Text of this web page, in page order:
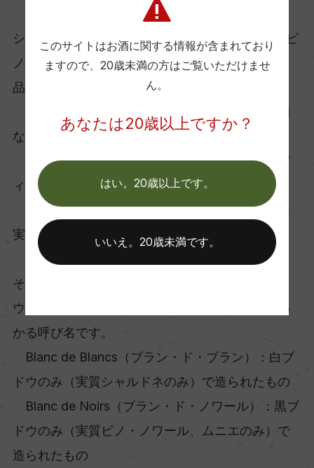
シャンパーニュは主に3つの品種（シャルドネ、ピ
ノ・ノワール、ムニエ）で生産されていますが、
品種によって味わいの傾向が違ってきます。
・シャルドネ（白ブドウ）：エレガントで繊細
なワインを生み出す
・ピノ・ノワール（黒ブドウ）：ワインにボデ
ィと力強さをもたらす
・ムニエ（黒ブドウ）：ワインはやわらかく果
実味豊か
そこで覚えておきたいのが、白ブドウか黒ブド
ウ、どちらからできたシャンパーニュなのかがわ
かる呼び名です。
Blanc de Blancs（ブラン・ド・ブラン）：白ブ
ドウのみ（実質シャルドネのみ）で造られたもの
Blanc de Noirs（ブラン・ド・ノワール）：黒ブ
ドウのみ（実質ピノ・ノワール、ムニエのみ）で
造られたもの
このサイトはお酒に関する情報が含まれており
ますので、 20歳未満の方はご覧いただけませ
ん。
あなたは20歳以上ですか？
はい。20歳以上です。
いいえ。20歳未満です。